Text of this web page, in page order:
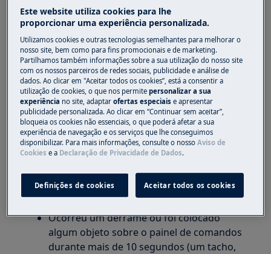
placa de indução encastrada
fogão de instalação livre com placa de
indução
Resolução:
1. A mensagem ""—"" indica que a função de
desligar automático está a funcionar
A função de desligar automático desativa
automaticamente a placa se:
Todas as zonas de cozedura estiverem
desativadas
Após a ativação da placa, não é definido
Ocorreu um derrame ou foi colocado
algum objeto sobre o painel de comandos
durante mais de 10 segundos (um tacho,
Este website utiliza cookies para lhe
proporcionar uma experiência personalizada.
Utilizamos cookies e outras tecnologias semelhantes para melhorar o
nosso site, bem como para fins promocionais e de marketing.
Partilhamos também informações sobre a sua utilização do nosso site
com os nossos parceiros de redes sociais, publicidade e análise de
dados. Ao clicar em "Aceitar todos os cookies”, está a consentir a
utilização de cookies, o que nos permitepersonalizar a sua
experiência no site, adaptarofertas especiaise apresentar
publicidade personalizada. Ao clicar em “Continuar sem aceitar”,
bloqueia os cookies não essenciais, o que poderá afetar a sua
experiência de navegação e os serviços que lhe conseguimos
disponibilizar. Para mais informações, consulte o nossoAviso de
Cookies e a Declaração de Privacidade de Dados.
Definições de cookies Aceitar todos os cookies